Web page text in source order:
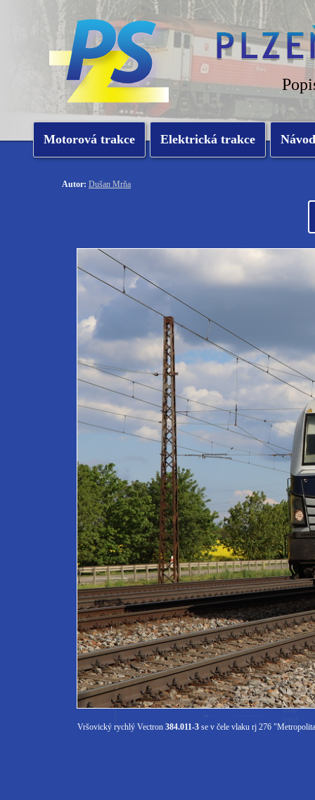
Motorová trakce Elektrická trakce
Autor: Dušan Mrňa
Vršovický rychlý Vectron 384.011-3 se v čele vlaku rj 276